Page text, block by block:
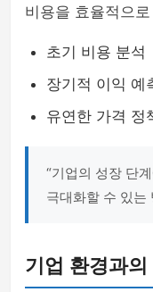
비용을 효율적으
초기 비용 분석
장기적 이익 예
유연한 가격 정
“기업의 성장 단
극대화할 수 있는
기업 환경과의